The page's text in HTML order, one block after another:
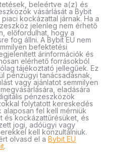
beleértve a(z) és
vásárlását a Bybit
kockázattal járnak. Ha a
jelenleg nem érhető
előfordulhat, hogy a
fog állni. A Bybit EU nem
befektetési
árinformációk és
elérhető forrásokból
tájékoztató jellegűek. Ez
pénzügyi tanácsadásnak,
vagy ajánlatot semmilyen
eladására
pénzeszközök
folytatott kereskedés
fel kell mérniük
és kockázattűrésüket, és
jogi, adóügyi vagy
kell konzultálniuk.
olvasd el a Bybit EU
.